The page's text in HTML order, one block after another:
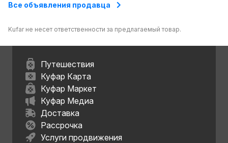
Все объявления продавца
Kufar не несет ответственности за предлагаемый товар.
Путешествия
Куфар Карта
Куфар Маркет
Куфар Медиа
Доставка
Рассрочка
Услуги продвижения